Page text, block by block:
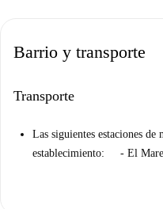
Barrio y transporte
Transporte
Las siguientes estaciones
establecimiento: - El